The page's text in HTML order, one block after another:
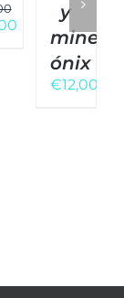
y
mineral
ónix
€12,00